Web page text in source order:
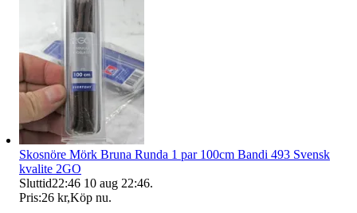
Skosnöre Mörk Bruna Runda 1 par 100cm Bandi 493 Svensk
kvalite 2GO
Sluttid22:46 10 aug 22:46.
Pris:26 kr,Köp nu.